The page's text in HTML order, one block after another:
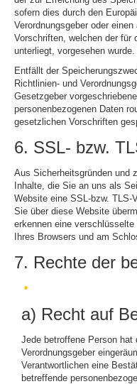
sofern dies durch den
Verordnungsgeber oder
Vorschriften, welchen der für
unterliegt, vorgesehen wurde.
Entfällt der
Richtlinien- und
Gesetzgeber
personenbezogenen Daten
gesetzlichen Vorschriften
6. SSL- bzw.
Aus Sicherheitsgründen und
Inhalte, die Sie an uns als
Website eine SSL-bzw. TLS-
Sie über diese Website
erkennen eine verschlüsselte
Ihres Browsers und am
7. Rechte der
a) Recht auf
Jede betroffene Person hat
Verordnungsgeber
Verantwortlichen eine
betreffende